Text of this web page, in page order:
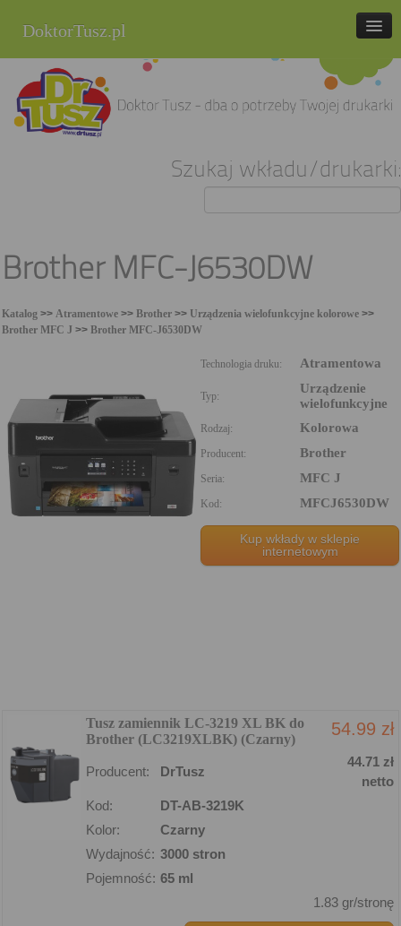
DoktorTusz.pl
tel. 857 337 337
Strona główna
Sklep internetowy
Szukaj wkładu/drukarki:
Brother MFC-J6530DW
Katalog >> Atramentowe >> Brother >> Urządzenia wielofunkcyjne kolorowe >>
Brother MFC J >> Brother MFC-J6530DW
Technologia druku: Atramentowa
Typ:
Urządzenie
wielofunkcyjne
Rodzaj: Kolorowa
Producent: Brother
Seria: MFC J
Kod: MFCJ6530DW
Kup wkłady w sklepie
internetowym
Tusz zamiennik LC-3219 XL BK do
Brother (LC3219XLBK) (Czarny)
54.99 zł
Producent: DrTusz
44.71 zł
netto
Kod:
DT-AB-3219K
Kolor:
Czarny
Wydajność: 3000 stron
Pojemność: 65 ml
1.83 gr/stronę